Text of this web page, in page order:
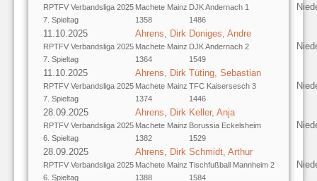
RPTFV Verbandsliga 2025
7. Spieltag
Machete Mainz
1358
DJK Andernach 1
1486
11.10.2025
RPTFV Verbandsliga 2025
7. Spieltag
Ahrens, Dirk
Machete Mainz
1364
Doniges, Andre
DJK Andernach 2
1549
11.10.2025
RPTFV Verbandsliga 2025
7. Spieltag
Ahrens, Dirk
Machete Mainz
1374
Tüting, Sebastian
TFC Kaisersesch 3
1446
28.09.2025
RPTFV Verbandsliga 2025
6. Spieltag
Ahrens, Dirk
Machete Mainz
1382
Keller, Anja
Borussia Eckelsheim
1529
28.09.2025
RPTFV Verbandsliga 2025
6. Spieltag
Ahrens, Dirk
Machete Mainz
1388
Schmidt, Arthur
Tischfußball Mannheim 2
1584